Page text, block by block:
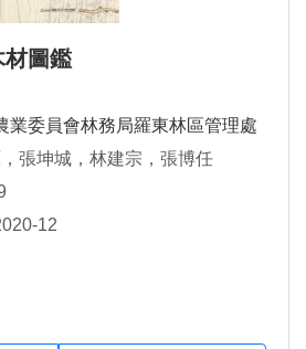
材圖鑑
業委員會林務局羅東林區管理處
張坤城，林建宗，張博任
12